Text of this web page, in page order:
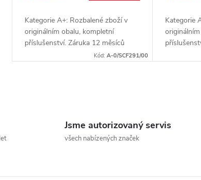
u
Kategorie A+: Rozbalené zboží v
originálním obalu, kompletní
příslušenství. Záruka 12 měsíců
uplatnitelná u prodejce nebo v
Kód:A-0/SCF291/00
Kategorie
Jsme autorizovaný servis
všech nabízených značek